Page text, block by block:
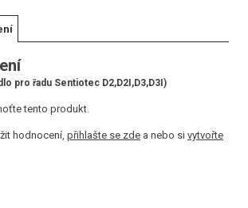
pro řadu Sentiotec D2,D2I,D3,D3I)
tento produkt.
hodnocení, přihlašte se zde a nebo si vytvořte